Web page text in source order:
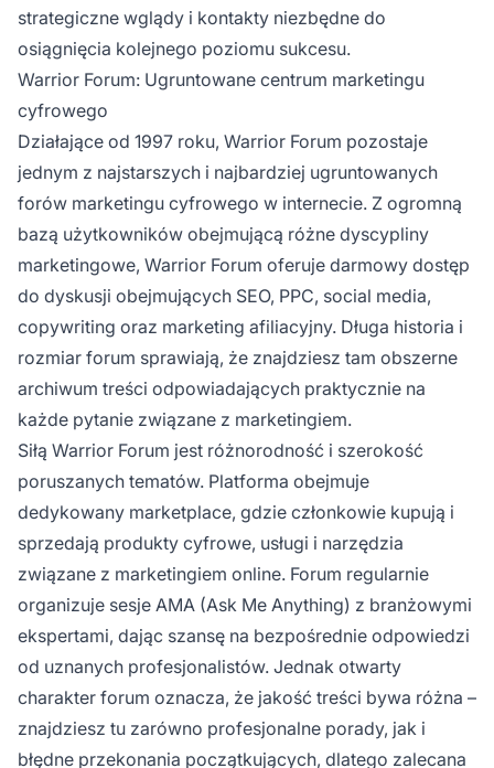
strategiczne wglądy i kontakty niezbędne do
osiągnięcia kolejnego poziomu sukcesu.
Warrior Forum: Ugruntowane centrum marketingu
cyfrowego
Działające od 1997 roku, Warrior Forum pozostaje
jednym z najstarszych i najbardziej ugruntowanych
forów marketingu cyfrowego w internecie. Z ogromną
bazą użytkowników obejmującą różne dyscypliny
marketingowe, Warrior Forum oferuje darmowy dostęp
do dyskusji obejmujących SEO, PPC, social media,
copywriting oraz marketing afiliacyjny. Długa historia i
rozmiar forum sprawiają, że znajdziesz tam obszerne
archiwum treści odpowiadających praktycznie na
każde pytanie związane z marketingiem.
Siłą Warrior Forum jest różnorodność i szerokość
poruszanych tematów. Platforma obejmuje
dedykowany marketplace, gdzie członkowie kupują i
sprzedają produkty cyfrowe, usługi i narzędzia
związane z marketingiem online. Forum regularnie
organizuje sesje AMA (Ask Me Anything) z branżowymi
ekspertami, dając szansę na bezpośrednie odpowiedzi
od uznanych profesjonalistów. Jednak otwarty
charakter forum oznacza, że jakość treści bywa różna –
znajdziesz tu zarówno profesjonalne porady, jak i
błędne przekonania początkujących, dlatego zalecana